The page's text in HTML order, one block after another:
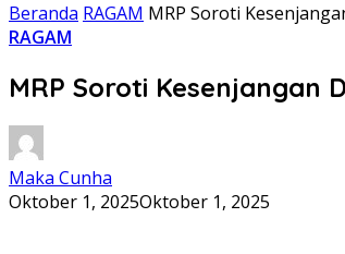
Beranda RAGAM MRP Soroti
RAGAM
MRP Soroti Kesenjangan
Maka Cunha
Oktober 1, 2025Oktober 1, 2025